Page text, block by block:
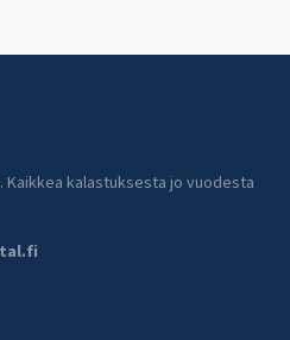
kalastuksesta jo vuodesta